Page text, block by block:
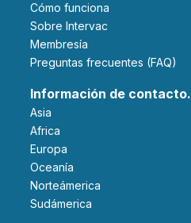
Cómo funciona
Sobre Intervac
Membresía
Preguntas frecuentes (FAQ)
Información de contacto.
Asia
Africa
Europa
Oceanía
Norteámerica
Sudámerica